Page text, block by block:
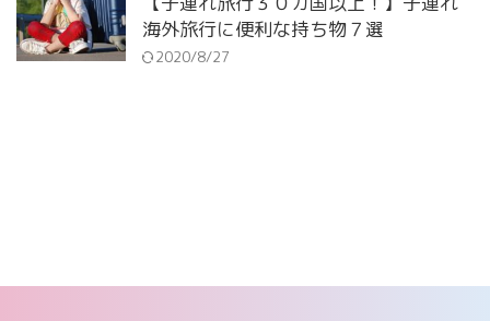
海外旅行に便利な持ち物７選
2020/8/27